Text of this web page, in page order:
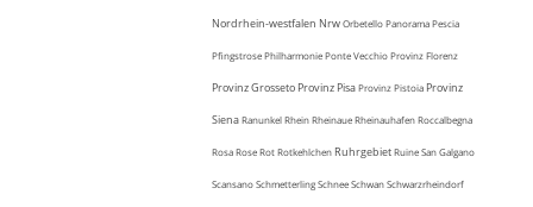
Nordrhein-westfalen NrwOrbetelloPanoramaPescia
PfingstrosePhilharmoniePonte VecchioProvinz Florenz
Provinz Grosseto Provinz PisaProvinz Pistoia Provinz
SienaRanunkelRheinRheinaueRheinauhafenRoccalbegna
RosaRoseRotRotkehlchen RuhrgebietRuineSan Galgano
ScansanoSchmetterlingSchneeSchwanSchwarzrheindorf